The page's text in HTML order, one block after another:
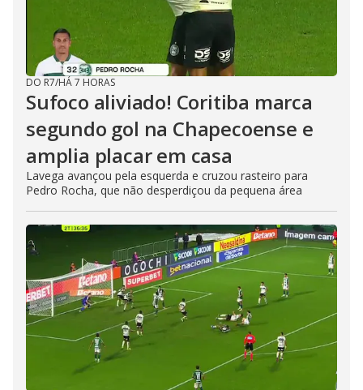
DO R7/HÁ 7 HORAS
Sufoco aliviado! Coritiba marca
segundo gol na Chapecoense e
amplia placar em casa
Lavega avançou pela esquerda e cruzou rasteiro para
Pedro Rocha, que não desperdiçou da pequena área